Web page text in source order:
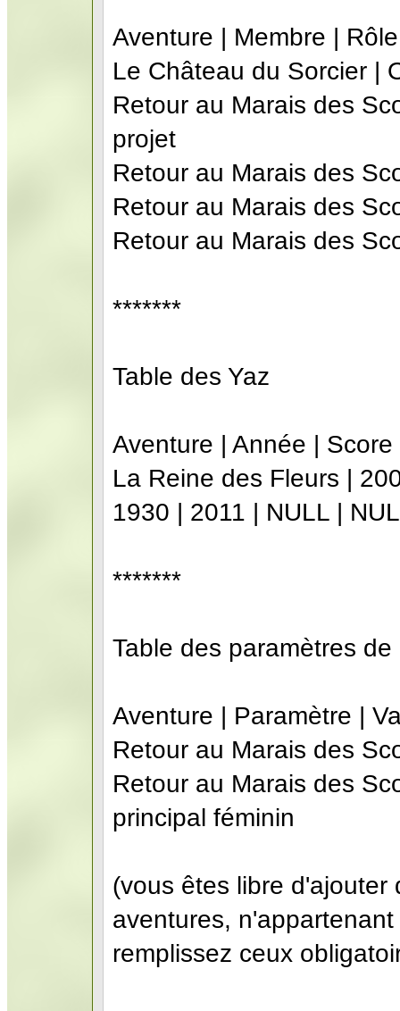
Aventure | Membre | Rôle
Le Château du Sorcier |
Retour au Marais des
projet
Retour au Marais des
Retour au Marais des
Retour au Marais des
*******
Table des Yaz
Aventure | Année | Score
La Reine des Fleurs |
1930 | 2011 | NULL |
*******
Table des paramètres
Aventure | Paramètre |
Retour au Marais des
Retour au Marais des
principal féminin
(vous êtes libre
aventures,
remplissez ceux